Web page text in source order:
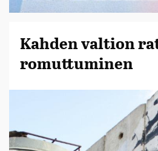
Kahden valtion
romuttuminen